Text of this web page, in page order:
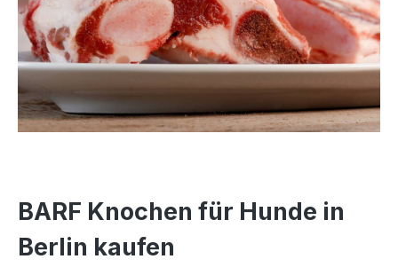
BARF Knochen für Hunde in
Berlin kaufen